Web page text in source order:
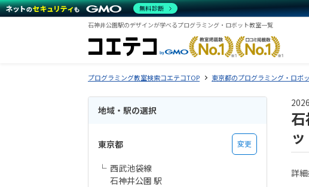
石神井公園駅のデザインが学べるプログラミング・ロボット教室一覧
プログラミング教室検索コエテコTOP 東京都のプログラミング・ロボ
地域・駅の選択
東京都 変更
西武池袋線
石神井公園 駅
詳
無料診断